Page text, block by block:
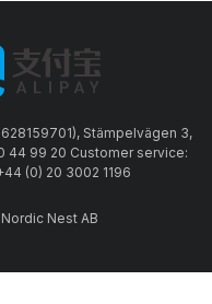
Stämpelvägen 3,
44 99 20 Customer service:
(0) 20 3002 1196
Nest AB